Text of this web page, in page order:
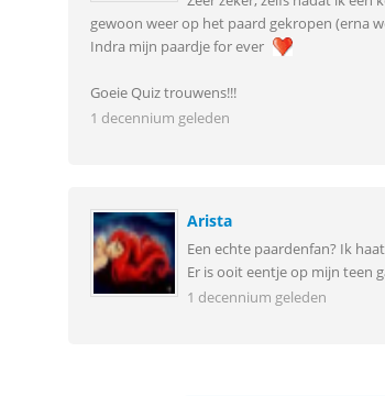
gewoon weer op het paard gekropen (erna
Indra mijn paardje for ever
Goeie Quiz trouwens!!!
1 decennium geleden
Arista
Een echte paardenfan? Ik
Er is ooit eentje op mijn teen
1 decennium geleden